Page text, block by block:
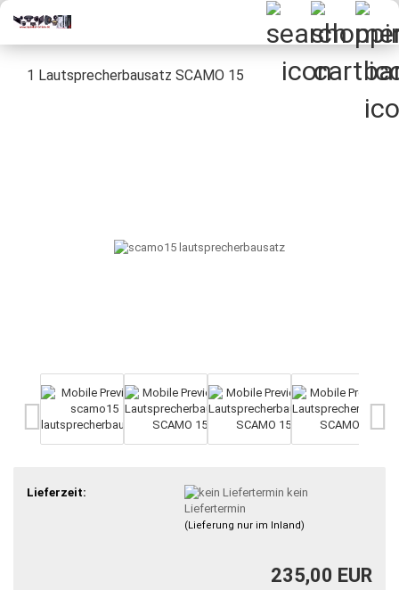
1 Lautsprecherbausatz SCAMO 15
Lieferzeit:
kein
Liefertermin
(Lieferung nur im Inland)
235,00 EUR